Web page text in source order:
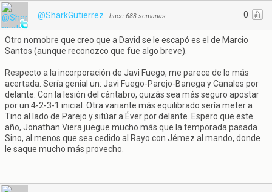
0
@SharkGutierrez · hace 683 semanas
Otro nomobre que creo que a David se le escapó es el de Marcio
Santos (aunque reconozco que fue algo breve).
Respecto a la incorporación de Javi Fuego, me parece de lo más
acertada. Sería genial un: Javi Fuego-Parejo-Banega y Canales por
delante. Con la lesión del cántabro, quizás sea más seguro apostar
por un 4-2-3-1 inicial. Otra variante más equilibrado sería meter a
Tino al lado de Parejo y sitúar a Éver por delante. Espero que este
año, Jonathan Viera juegue mucho más que la temporada pasada.
Sino, al menos que sea cedido al Rayo con Jémez al mando, donde
le saque mucho más provecho.